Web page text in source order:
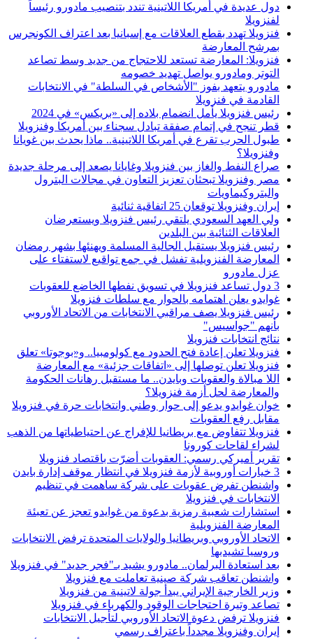
دول عديدة في أمريكا اللاتينية تندد بتنصيب مادورو رئيساً
لفنزويلا
فنزويلا تهدد بقطع العلاقات مع إسبانيا بعد اعتراف الكونجرس
بمرشح المعارضة
فنزويلا: المعارضة تستعد للاحتجاج من جديد وسط تصاعد
التوتر ومادورو يواصل تهديد خصومه
مادورو يتعهد بفوز "الأشخاص في السلطة" في الانتخابات
القادمة في فنزويلا
رئيس فنزويلا يأمل انضمام بلاده إلى «بريكس» في 2024
قطر تنجح في إتمام صفقة تبادل سجناء بين أمريكا وفنزويلا
طبول الحرب تقرع في أمريكا اللاتينية.. ماذا يحدث بين غويانا
وفنزويلا؟
صراع النفط والغاز بين فنزويلا وغايانا يصعد إلى مرحلة جديدة
مصر وفنزويلا تبحثان تعزيز التعاون في مجالات البترول
والبتروكيماويات
إيران وفنزويلا توقعان 25 اتفاقية ثنائية
ولي العهد السعودي يلتقي رئيس فنزويلا ويستعرضان
العلاقات الثنائية بين البلدين
رئيس فنزويلا يستقبل الجالية المسلمة ويهنئها بشهر رمضان
المعارضة الفنزويلية تفشل في جمع تواقيع لاستفتاء على
عزل مادورو
3 دول تساعد فنزويلا في تسويق نفطها الخاضع للعقوبات
غوايدو يعلن اهتمامه بالحوار مع سلطات فنزويلا
رئيس فنزويلا يصف مراقبي الانتخابات من الاتحاد الأوروبي
بأنهم "جواسيس"
نتائج انتخابات فنزويلا
فنزويلا تعلن إعادة فتح الحدود مع كولومبيا.. و«بوجوتا» تعلق
فنزويلا تعلن توصلها إلى «اتفاقات جزئية» مع المعارضة
اللا مبالاة والعقوبات وبايدن.. ما مستقبل رهانات الحكومة
والمعارضة لحل أزمة فنزويلا؟
خوان غوايدو يدعو إلى حوار وطني وانتخابات حرة في فنزويلا
مقابل رفع العقوبات
فنزويلا تتفاوض مع بريطانيا للإفراج عن احتياطياتها من الذهب
لشراء لقاحات كورونا
تقرير أميركي رسمي: العقوبات أضرّت باقتصاد فنزويلا
3 خيارات أوروبية لأزمة فنزويلا في انتظار موقف إدارة بايدن
واشنطن تفرض عقوبات على شركة ساهمت في تنظيم
الانتخابات في فنزويلا
استشارات شعبية رمزية بدعوة من غوايدو تعجز عن تعبئة
المعارضة الفنزويلية
الاتحاد الأوروبي وبريطانيا والولايات المتحدة ترفض الانتخابات
وروسيا تشيدبها
بعد استعادة البرلمان.. مادورو يشيد بـ"فجر جديد" في فنزويلا
واشنطن تعاقب شركة صينية تعاملت مع فنزويلا
وزير الخارجية الإيراني يبدأ جولة لاتينية من فنزويلا
تصاعد وتيرة احتجاجات الوقود والكهرباء في فنزويلا
فنزويلا ترفض دعوة الاتحاد الأوروبي لتأجيل الانتخابات
إيران وفنزويلا مجدداً باعتراف رسمي